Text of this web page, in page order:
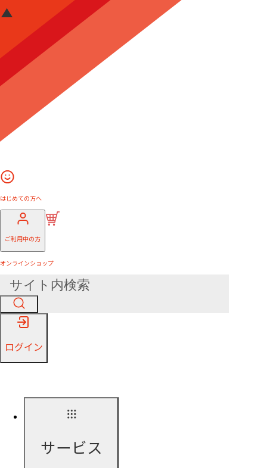
はじめての方へ
ご利用中の方
オンラインショップ
ログイン
サービス